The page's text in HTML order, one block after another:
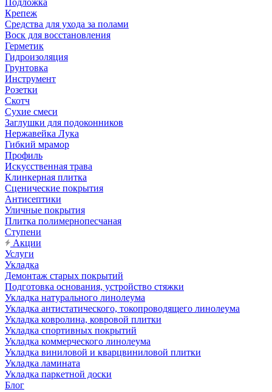
Подложка
Крепеж
Средства для ухода за полами
Воск для восстановления
Герметик
Гидроизоляция
Грунтовка
Инструмент
Розетки
Скотч
Сухие смеси
Заглушки для подоконников
Нержавейка Лука
Гибкий мрамор
Профиль
Искусственная трава
Клинкерная плитка
Сценические покрытия
Антисептики
Уличные покрытия
Плитка полимернопесчаная
Ступени
Акции
Услуги
Укладка
Демонтаж старых покрытий
Подготовка основания, устройство стяжки
Укладка натурального линолеума
Укладка антистатического, токопроводящего линолеума
Укладка ковролина, ковровой плитки
Укладка спортивных покрытий
Укладка коммерческого линолеума
Укладка виниловой и кварцвиниловой плитки
Укладка ламината
Укладка паркетной доски
Блог